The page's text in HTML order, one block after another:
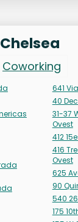
Coworking
641
40
31-37
Ovest
412
416
Ovest
625
90
540
175